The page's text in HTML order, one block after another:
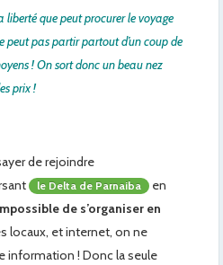
que peut procurer le voyage
peut pas partir partout d’un coup de
! On sort donc un beau nez
prix !
de rejoindre
le Delta de Parnaiba
en
de s’organiser en
locaux, et internet, on ne
information ! Donc la seule